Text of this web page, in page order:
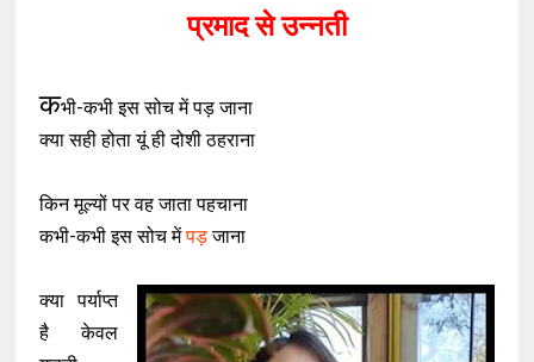
प्रमाद से उन्नती
कभी-कभी इस सोच में पड़ जाना
क्या सही होता यूं ही दोशी ठहराना
किन मूल्यों पर वह जाता पहचाना
कभी-कभी इस सोच मेंपड़जाना
क्या पर्याप्त
है केवल